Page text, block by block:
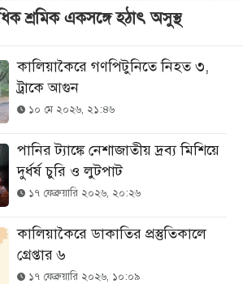
শ্রমিক একসঙ্গে হঠাৎ অসুস্থ
কালিয়াকৈরে গণপিটুনিতে নিহত ৩,
ট্রাকে আগুন
১০ মে ২০২৬, ২১:৪৬
পানির ট্যাঙ্কে নেশাজাতীয় দ্রব্য মিশিয়ে
দুর্ধর্ষ চুরি ও লুটপাট
১৭ ফেব্রুয়ারি ২০২৬, ২০:২৬
কালিয়াকৈরে ডাকাতির প্রস্তুতিকালে
গ্রেপ্তার ৬
১৭ ফেব্রুয়ারি ২০২৬, ১০:০৯